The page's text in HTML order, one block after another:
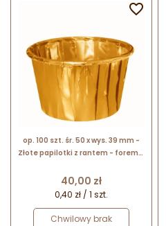
op. 100 szt. śr. 50 x wys. 39 mm -
Złote papilotki z rantem - foremki
pieczenia babeczek
Cena
40,00 zł
0,40 zł / 1 szt.
Chwilowy brak
